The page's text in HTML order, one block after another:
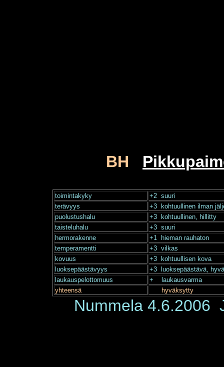
BH
toimintakyky
+2 suuri
terävyys
+3 kohtuullinen ilman
puolustushalu
+3 kohtuullinen, hillitty
taisteluhalu
+3 suuri
hermorakenne
+1 hieman rauhaton
temperamentti
+3 vilkas
kovuus
+3 kohtuullisen kova
luoksepäästävyys
+3 luoksepäästävä,
laukauspelottomuus
+ laukausvarma
yhteensä
hyväksytty
Nummela 4.6.2006